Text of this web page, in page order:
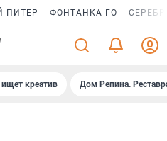
ПИТЕР ФОНТАНКА ГО
ищет креатив Дом Репина.